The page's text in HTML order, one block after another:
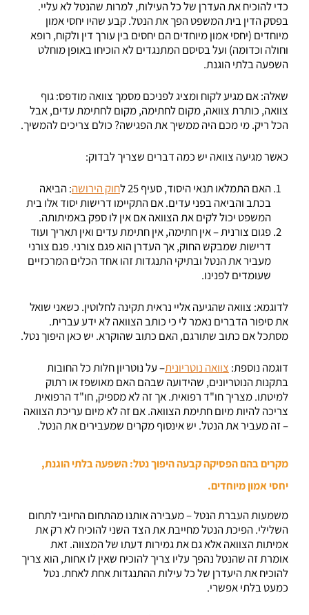
כדי להוכיח את העדרן של כל העילות, למרות שהנטל לא עליי.
בפסק הדין בית המשפט הפך את הנטל. קבע שהיו יחסי אמון
מיוחדים (יחסי אמון מיוחדים הם יחסים בין עורך דין ולקוח, רופא
וחולה וכדומה) ועל בסיסם המתנגדים לא הוכיחו באופן מוחלט
השפעה בלתי הוגנת.
שאלה: אם מגיע לקוח ומציג לפניכם מסמך צוואה מודפס: גוף
צוואה, כותרת צוואה, מקום לחתימה, מקום לחתימת עדים, אבל
הכל ריק. מי מכם היה ממשיך את הפגישה? כולם צריכים להמשיך.
כאשר מגיעה צוואה יש כמה דברים שצריך לבדוק:
האם התמלאו תנאי היסוד, סעיף 25 ל חוק הירושה: הביאה
בכתב והביאה בפני עדים. אם התקיימו דרישות יסוד אלו בית
המשפט יכול לקים את הצוואה אם אין לו ספק באמיתותה.
פגום צורנית – אין חתימה, אין חתימת עדים ואין תאריך ועוד
דרישות שמבקש החוק, אך העדרן הוא פגם צורני. פגם צורני
מעביר את הנטל ובתיקי התנגדות זהו אחד הכלים המרכזיים
שעומדים לפנינו.
לדוגמא: צוואה שהגיעה אליי נראית תקינה לחלוטין. כשאני שואל
את סיפור הדברים נאמר לי כי כותב הצוואה לא ידע עברית.
מסתכל אם כתוב שתורגם, האם כתוב שהוקרא. יש כאן היפוך נטל.
דוגמה נוספת: צוואה נוטריונית– על נוטריון חלות כל החובות
בתקנות הנוטריונים, שהידועה שבהם האם מאושפז או רתוק
למיטתו. מצריך חו"ד רפואית. אך זה לא מספיק, חו"ד הרפואית
צריכה להיות מיום חתימת הצוואה. אם זה לא מיום עריכת הצוואה
– זה מעביר את הנטל. יש אינסוף מקרים שמעבירים את הנטל.
מקרים בהם הפסיקה קבעה היפוך נטל: השפעה בלתי הוגנת,
יחסי אמון מיוחדים.
משמעות העברת הנטל – מעבירה אותנו מהתחום החיובי לתחום
השלילי. הפיכת הנטל מחייבת את הצד השני להוכיח לא רק את
אמיתות הצוואה אלא גם את גמירות דעתו של המצווה. זאת
אומרת זה שהנטל נהפך עליו צריך להוכיח שאין לו אחות, הוא צריך
להוכיח את היעדרן של כל עילות ההתנגדות אחת לאחת. נטל
כמעט בלתי אפשרי.